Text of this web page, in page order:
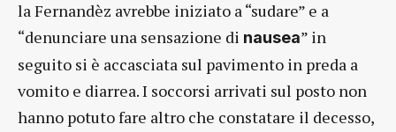
la Fernandèz avrebbe iniziato a “sudare” e a
“denunciare una sensazione di nausea” in
seguito si è accasciata sul pavimento in preda a
vomito e diarrea. I soccorsi arrivati sul posto non
hanno potuto fare altro che constatare il decesso,